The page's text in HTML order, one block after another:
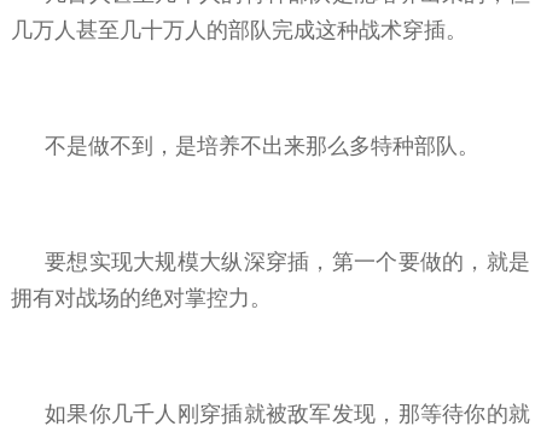
几万人甚至几十万人的部队完成这种战术穿插。
不是做不到，是培养不出来那么多特种部队。
要想实现大规模大纵深穿插，第一个要做的，就是
拥有对战场的绝对掌控力。
如果你几千人刚穿插就被敌军发现，那等待你的就